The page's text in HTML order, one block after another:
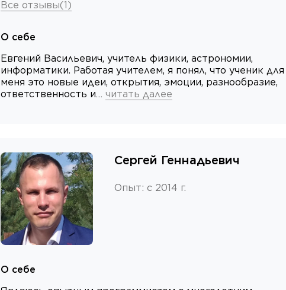
Все отзывы(1)
О себе
Евгений Васильевич, учитель физики, астрономии,
информатики. Работая учителем, я понял, что ученик для
меня это новые идеи, открытия, эмоции, разнообразие,
ответственность и… читать далее
Сергей Геннадьевич
Опыт: с 2014 г.
О себе